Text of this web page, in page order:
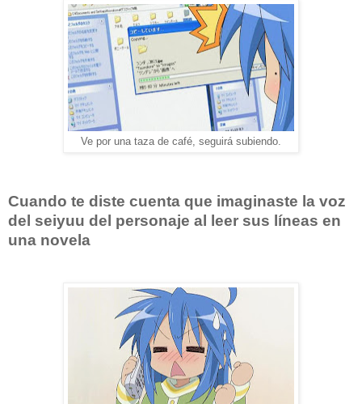
Ve por una taza de café, seguirá subiendo.
Cuando te diste cuenta que imaginaste la voz
del seiyuu del personaje al leer sus líneas en
una novela